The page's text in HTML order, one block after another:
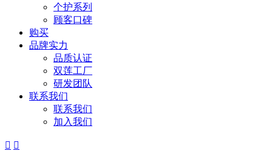
个护系列
顾客口碑
购买
品牌实力
品质认证
双莲工厂
研发团队
联系我们
联系我们
加入我们
 